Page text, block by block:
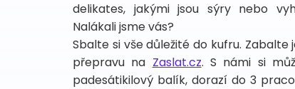
delikates, jakými jsou sýry nebo
Nalákali jsme vás?
Sbalte si vše důležité do kufru.
přepravu na Zaslat.cz. S námi si
padesátikilový balík, dorazí do 3